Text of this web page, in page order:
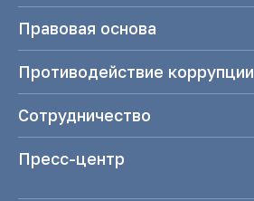
Правовая основа
Противодействие коррупции
Сотрудничество
Пресс-центр